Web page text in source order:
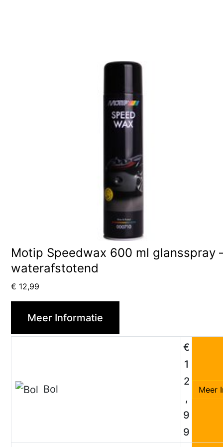
Motip Speedwax 600 ml glansspray
waterafstotend
€ 12,99
Meer Informatie
Bol
€
1
2
,
9
9
Meer